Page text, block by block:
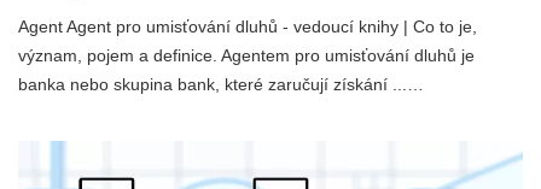
Agent Agent pro umisťování dluhů - vedoucí knihy | Co to je,
význam, pojem a definice. Agentem pro umisťování dluhů je
banka nebo skupina bank, které zaručují získání ...…